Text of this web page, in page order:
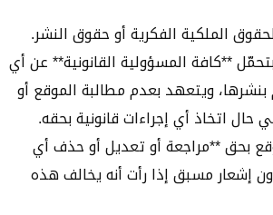
الملكية الفكرية أو حقوق النشر.
**كافة المسؤولية القانونية** عن أي
ويتعهد بعدم مطالبة الموقع أو
اتخاذ أي إجراءات قانونية بحقه.
بحق **مراجعة أو تعديل أو حذف أي
إشعار مسبق إذا رأت أنه يخالف هذه